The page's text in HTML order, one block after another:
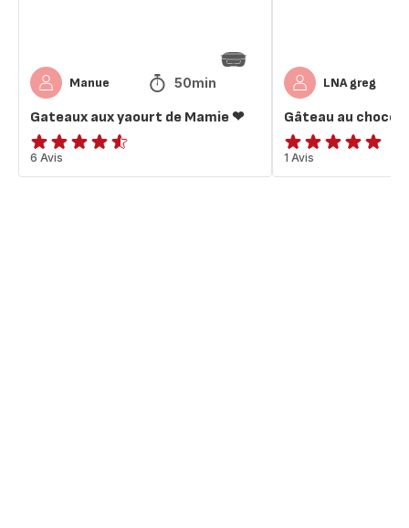
Manue 50min
Gateaux aux yaourt de Mamie ❤
ratings.4.5
6 Avis
LNA greg
Gâteau au
Avis
5
1 Avis